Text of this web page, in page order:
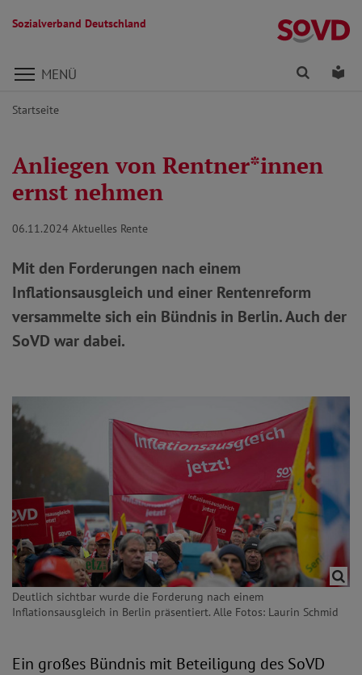
Sozialverband Deutschland
Direkt zu den Inhalten springen
MENÜ Finden
Startseite
Anliegen von Rentner*innen
ernst nehmen
06.11.2024 Aktuelles Rente
Mit den Forderungen nach einem
Inflationsausgleich und einer Rentenreform
versammelte sich ein Bündnis in Berlin. Auch der
SoVD war dabei.
Deutlich sichtbar wurde die Forderung nach einem
Inflationsausgleich in Berlin präsentiert. Alle Fotos: Laurin Schmid
Ein großes Bündnis mit Beteiligung des SoVD